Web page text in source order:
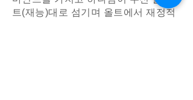
트(재능)대로 섬기며 올트에서 재정적